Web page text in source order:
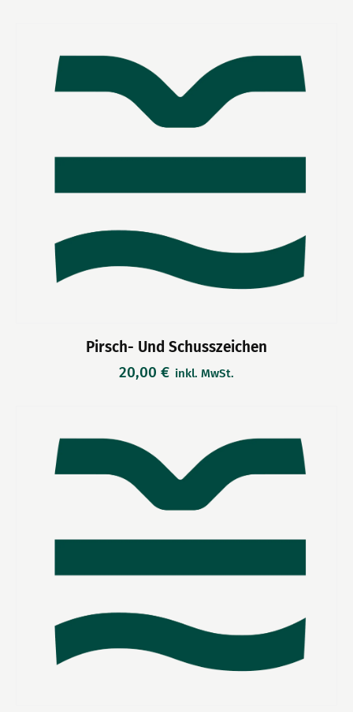
Pirsch- Und Schusszeichen
20,00 € inkl. MwSt.